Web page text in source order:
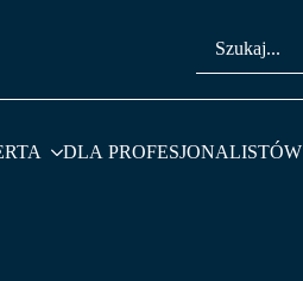
DLA PROFESJONALISTÓW